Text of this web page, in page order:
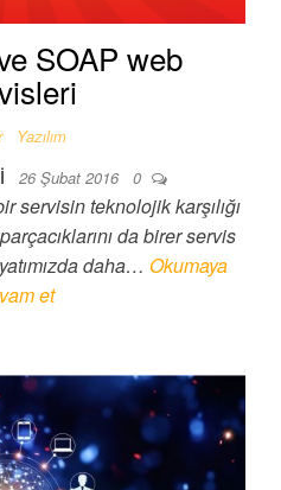
SOAP web
Yazılım
26 Şubat 2016 0
servisin teknolojik karşılığı
da birer servis
daha… Okumaya
et